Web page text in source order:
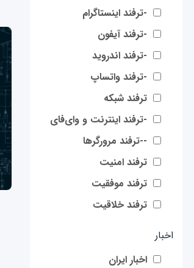
-ترفند اینستاگرام
-ترفند آیفون
-ترفند اندروید
-ترفند واتساپ
ترفند شبکه
-ترفند اینترنت و وای‌فای
--ترفند مرورگرها
ترفند امنیت
ترفند موفقیت
ترفند خلاقیت
اخبار
اخبار ایران